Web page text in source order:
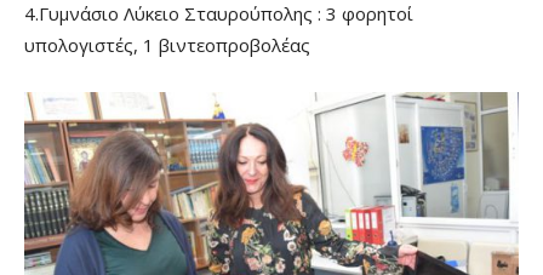
4.Γυμνάσιο Λύκειο Σταυρούπολης : 3 φορητοί
υπολογιστές, 1 βιντεοπροβολέας